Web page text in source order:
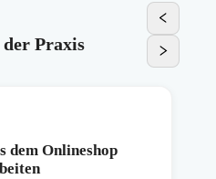
Praxis
dem Onlineshop